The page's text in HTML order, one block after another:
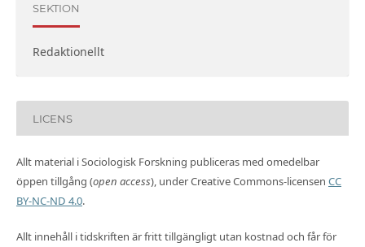
SEKTION
Redaktionellt
LICENS
Allt material i Sociologisk Forskning publiceras med omedelbar
öppen tillgång (open access), under Creative Commons-licensen CC
BY-NC-ND 4.0.
Allt innehåll i tidskriften är fritt tillgängligt utan kostnad och får för